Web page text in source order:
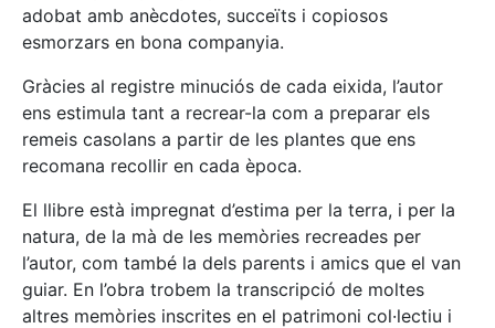
adobat amb anècdotes, succeïts i copiosos
esmorzars en bona companyia.
Gràcies al registre minuciós de cada eixida, l’autor
ens estimula tant a recrear-la com a preparar els
remeis casolans a partir de les plantes que ens
recomana recollir en cada època.
El llibre està impregnat d’estima per la terra, i per la
natura, de la mà de les memòries recreades per
l’autor, com també la dels parents i amics que el van
guiar. En l’obra trobem la transcripció de moltes
altres memòries inscrites en el patrimoni col·lectiu i